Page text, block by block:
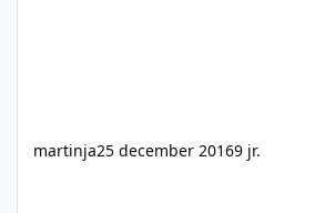
martinja25 december 20169 jr.